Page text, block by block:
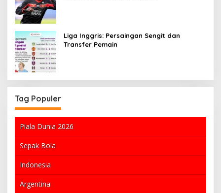
Liga Inggris: Persaingan Sengit dan
Transfer Pemain
Tag Populer
Piala Dunia 2026
Sepak Bola
Indonesia
Argentina